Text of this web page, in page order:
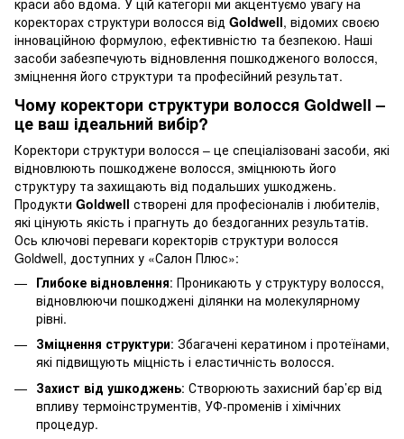
краси або вдома. У цій категорії ми акцентуємо увагу на
коректорах структури волосся від Goldwell, відомих своєю
інноваційною формулою, ефективністю та безпекою. Наші
засоби забезпечують відновлення пошкодженого волосся,
зміцнення його структури та професійний результат.
Чому коректори структури волосся Goldwell –
це ваш ідеальний вибір?
Коректори структури волосся – це спеціалізовані засоби, які
відновлюють пошкоджене волосся, зміцнюють його
структуру та захищають від подальших ушкоджень.
Продукти Goldwell створені для професіоналів і любителів,
які цінують якість і прагнуть до бездоганних результатів.
Ось ключові переваги коректорів структури волосся
Goldwell, доступних у «Салон Плюс»:
Глибоке відновлення: Проникають у структуру волосся,
відновлюючи пошкоджені ділянки на молекулярному
рівні.
Зміцнення структури: Збагачені кератином і протеїнами,
які підвищують міцність і еластичність волосся.
Захист від ушкоджень: Створюють захисний бар’єр від
впливу термоінструментів, УФ-променів і хімічних
процедур.